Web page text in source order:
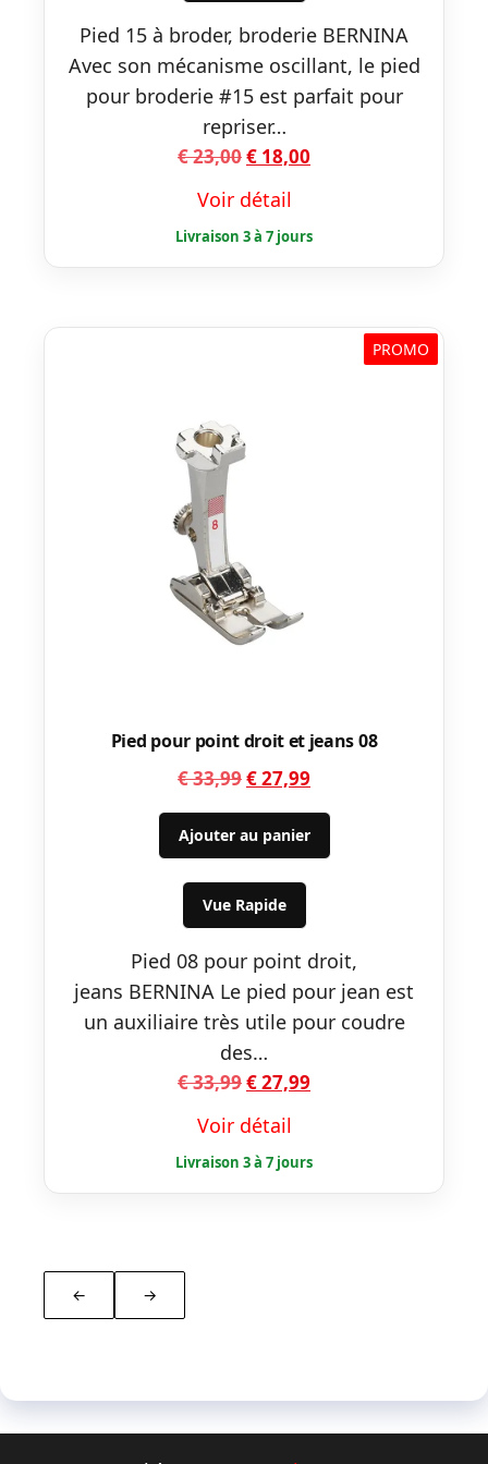
Pied 15 à broder, broderie BERNINA
Avec son mécanisme oscillant, le pied
pour broderie #15 est parfait pour
repriser…
€23,00Le
initial
était :
€ 23,00.
€ 18,00
est :
€ 18,00.
Voir détail
PROMO
Pied pour point droit et jeans 08
€33,99Le
initial
était :
€ 33,99.
€27,99
actuel
est :
Ajouter au panier
Vue Rapide
Pied 08 pour point droit,
jeans BERNINA Le pied pour jean est
un auxiliaire très utile pour coudre
des…
€33,99Le
initial
était :
€ 33,99.
€27,99
est :
€ 27,99.
Voir détail
← →